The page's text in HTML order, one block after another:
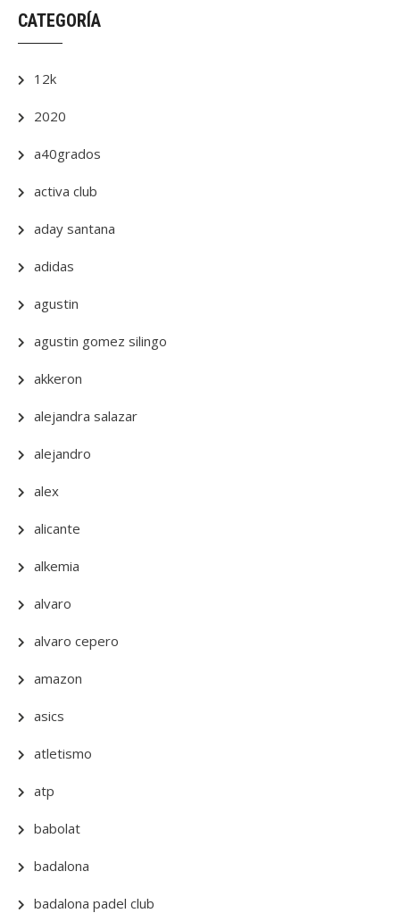
CATEGORÍA
12k
2020
a40grados
activa club
aday santana
adidas
agustin
agustin gomez silingo
akkeron
alejandra salazar
alejandro
alex
alicante
alkemia
alvaro
alvaro cepero
amazon
asics
atletismo
atp
babolat
badalona
badalona padel club